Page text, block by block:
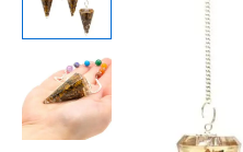
Orgonita
-
Ojo